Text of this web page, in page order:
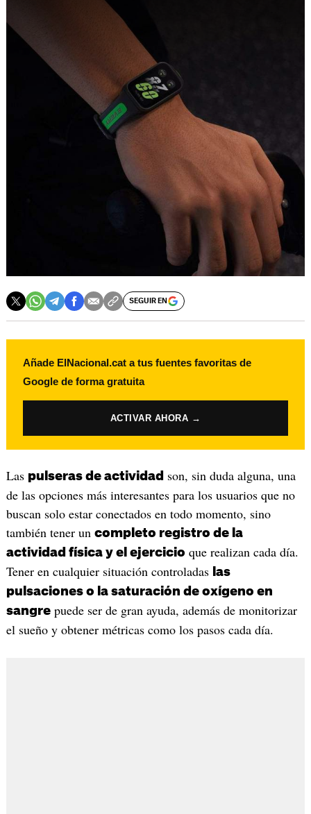
SEGUIR EN
Añade ElNacional.cat a tus fuentes favoritas de
Google de forma gratuita
ACTIVAR AHORA →
Las pulseras de actividad son, sin duda alguna, una
de las opciones más interesantes para los usuarios que no
buscan solo estar conectados en todo momento, sino
también tener un completo registro de la
actividad física y el ejercicio que realizan cada día.
Tener en cualquier situación controladas las
pulsaciones o la saturación de oxígeno en
sangrepuede ser de gran ayuda, además de monitorizar
el sueño y obtener métricas como los pasos cada día.